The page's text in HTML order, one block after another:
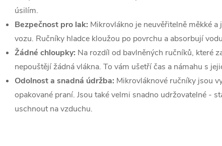
úsilím.
Bezpečnost pro lak: Mikrovlákno je neuvěřitelně měkké a
vozu. Ručníky hladce kloužou po povrchu a absorbují
Žádné chloupky: Na rozdíl od bavlněných ručníků, které
nepouštějí žádná vlákna. To vám ušetří čas a námahu s
Odolnost a snadná údržba: Mikrovláknové ručníky jsou
opakované praní. Jsou také velmi snadno udržovatelné -
uschnout na vzduchu.